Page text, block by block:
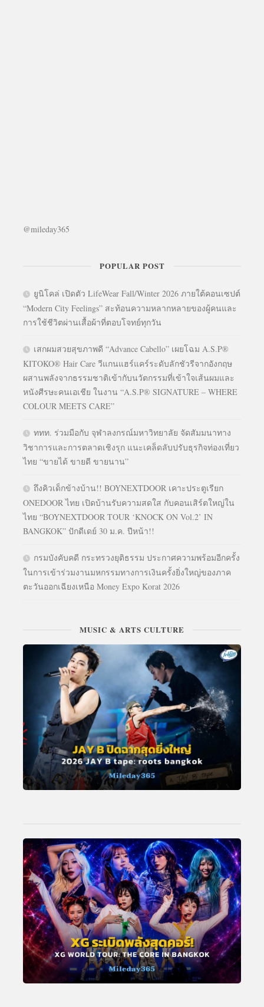
@mileday365
POPULAR POST
ยูนิโคล่ เปิดตัว LifeWear Fall/Winter 2026 ภายใต้คอนเซปต์
“Modern City Feelings” สะท้อนความหลากหลายของผู้คนและ
การใช้ชีวิตผ่านเสื้อผ้าที่ตอบโจทย์ทุกวัน
เสกผมสวยสุขภาพดี “Advance Cabello” เผยโฉม A.S.P®
KITOKO® Hair Care วีแกนแฮร์แคร์ระดับลักชัวรีจากอังกฤษ
ผสานพลังจากธรรมชาติเข้ากับนวัตกรรมที่เข้าใจเส้นผมและ
หนังศีรษะคนเอเชีย ในงาน “A.S.P® SIGNATURE – WHERE
COLOUR MEETS CARE”
ททท. ร่วมมือกับ จุฬาลงกรณ์มหาวิทยาลัย จัดสัมมนาทาง
วิชาการและการตลาดเชิงรุก แนะเคล็ดลับปรับธุรกิจท่องเที่ยว
ไทย “ขายได้ ขายดี ขายนาน”
ถึงคิวเด็กข้างบ้าน!! BOYNEXTDOOR เคาะประตูเรียก
ONEDOOR ไทย เปิดบ้านรับความสดใส กับคอนเสิร์ตใหญ่ใน
ไทย “BOYNEXTDOOR TOUR ‘KNOCK ON Vol.2’ IN
BANGKOK” ปักดีเดย์ 30 ม.ค. ปีหน้า!!
กรมบังคับคดี กระทรวงยุติธรรม ประกาศความพร้อมอีกครั้ง
ในการเข้าร่วมงานมหกรรมทางการเงินครั้งยิ่งใหญ่ของภาค
ตะวันออกเฉียงเหนือ Money Expo Korat 2026
MUSIC & ARTS CULTURE